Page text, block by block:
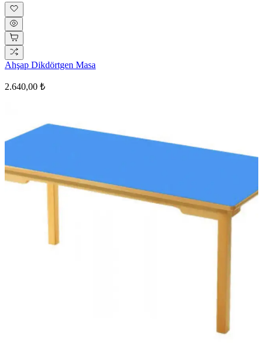
Ahşap Dikdörtgen Masa
2.640,00 ₺